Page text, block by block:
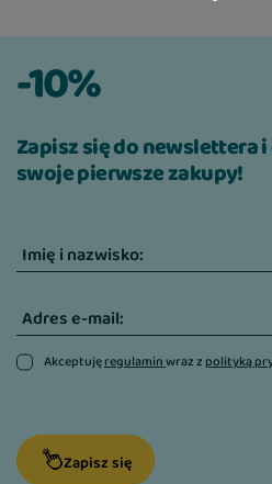
wszystko sprawia, że Tetra
Red Ludwigia to wyjątkowa
każdego typu akwarium.
-10%
Zapisz się do newslettera
swoje pierwsze zakupy!
Imię i nazwisko:
Adres e-mail:
Akceptujęregulaminwraz zpolityką
Zapisz się